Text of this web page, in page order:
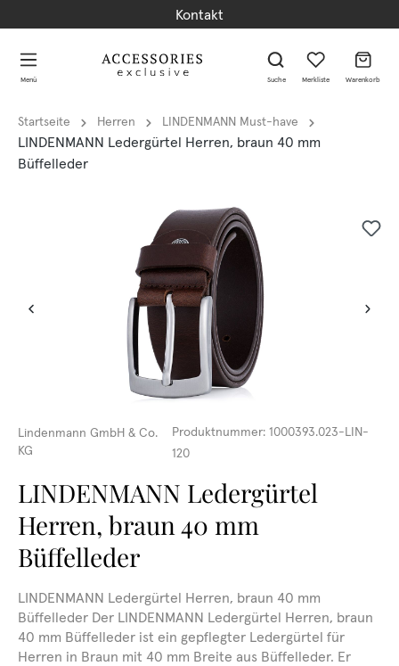
Kontakt
Menü Suche Merkliste Warenkorb
Startseite Herren LINDENMANN Must-have
LINDENMANN Ledergürtel Herren, braun 40 mm
Büffelleder
Lindenmann GmbH & Co.
KG
Produktnummer:1000393.023-LIN-
120
LINDENMANN Ledergürtel
Herren, braun 40 mm
Büffelleder
LINDENMANN Ledergürtel Herren, braun 40 mm
Büffelleder Der LINDENMANN Ledergürtel Herren, braun
40 mm Büffelleder ist ein gepflegter Ledergürtel für
Herren in Braun mit 40 mm Breite aus Büffelleder. Er